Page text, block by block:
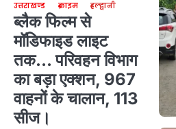
उत्तराखण्ड क्राइम हल्द्वानी
ब्लैक फिल्म से
मॉडिफाइड लाइट
तक… परिवहन विभाग
का बड़ा एक्शन, 967
वाहनों के चालान, 113
सीज।